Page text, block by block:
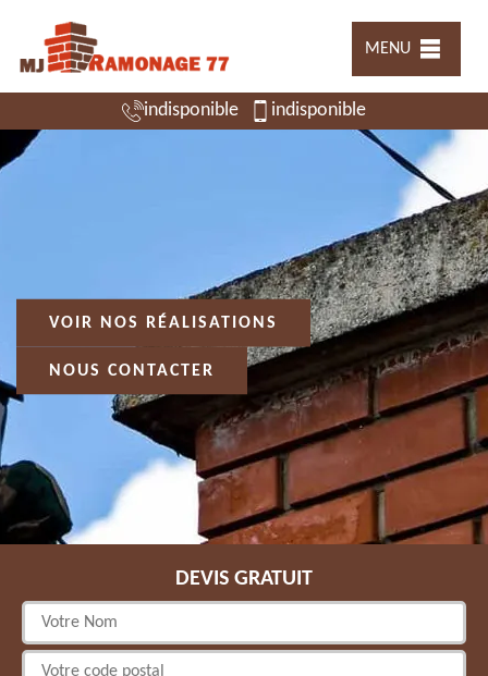
MENU
indisponible indisponible
VOIR NOS RÉALISATIONS
NOUS CONTACTER
DEVIS GRATUIT